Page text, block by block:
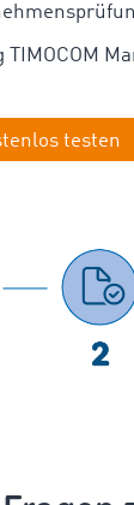
TIMOCOM
testen